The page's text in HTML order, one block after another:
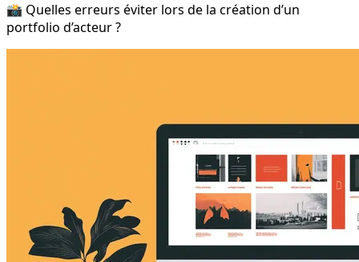
📸 Quelles erreurs éviter lors de la création d’un
portfolio d’acteur ?